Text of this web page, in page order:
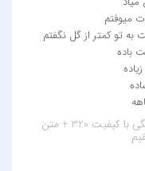
میوفتم
به تو کمتر از گل نگفتم
باده
دانلود آهنگ عشق از علی بیگی با کیفیت 320 + متن